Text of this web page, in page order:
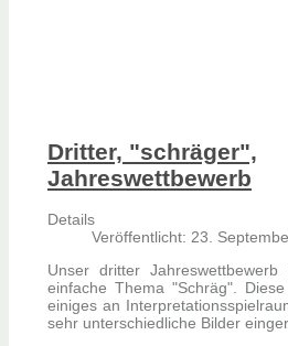
Dritter, "schräger",
Jahreswettbewerb
Details
Veröffentlicht: 23.
Unser dritter
einfache Thema "Schräg".
einiges an
sehr unterschiedliche Bilder